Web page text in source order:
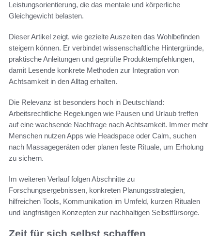
Leistungsorientierung, die das mentale und körperliche
Gleichgewicht belasten.
Dieser Artikel zeigt, wie gezielte Auszeiten das Wohlbefinden
steigern können. Er verbindet wissenschaftliche Hintergründe,
praktische Anleitungen und geprüfte Produkt­empfehlungen,
damit Lesende konkrete Methoden zur Integration von
Achtsamkeit in den Alltag erhalten.
Die Relevanz ist besonders hoch in Deutschland:
Arbeitsrechtliche Regelungen wie Pausen und Urlaub treffen
auf eine wachsende Nachfrage nach Achtsamkeit. Immer mehr
Menschen nutzen Apps wie Headspace oder Calm, suchen
nach Massagegeräten oder planen feste Rituale, um Erholung
zu sichern.
Im weiteren Verlauf folgen Abschnitte zu
Forschungsergebnissen, konkreten Planungsstrategien,
hilfreichen Tools, Kommunikation im Umfeld, kurzen Ritualen
und langfristigen Konzepten zur nachhaltigen Selbstfürsorge.
Zeit für sich selbst schaffen